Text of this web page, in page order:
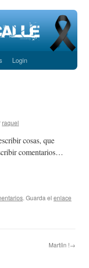
Login
raquel
cosas, que
comentarios…
. Guarda el enlace
Martíin !→